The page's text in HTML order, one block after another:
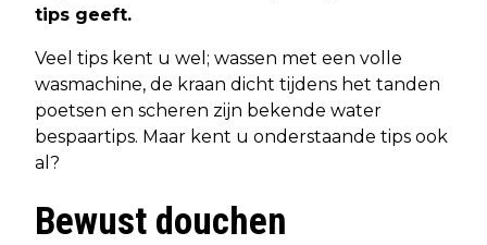
tips geeft.
Veel tips kent u wel; wassen met een volle
wasmachine, de kraan dicht tijdens het tanden
poetsen en scheren zijn bekende water
bespaartips. Maar kent u onderstaande tips ook
al?
Bewust douchen